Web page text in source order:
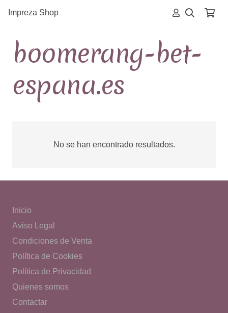
Impreza Shop
boomerang-bet-
espana.es
No se han encontrado resultados.
Inicio
Aviso Legal
Condiciones de Venta
Política de Cookies
Política de Privacidad
Quienes somos
Contactar